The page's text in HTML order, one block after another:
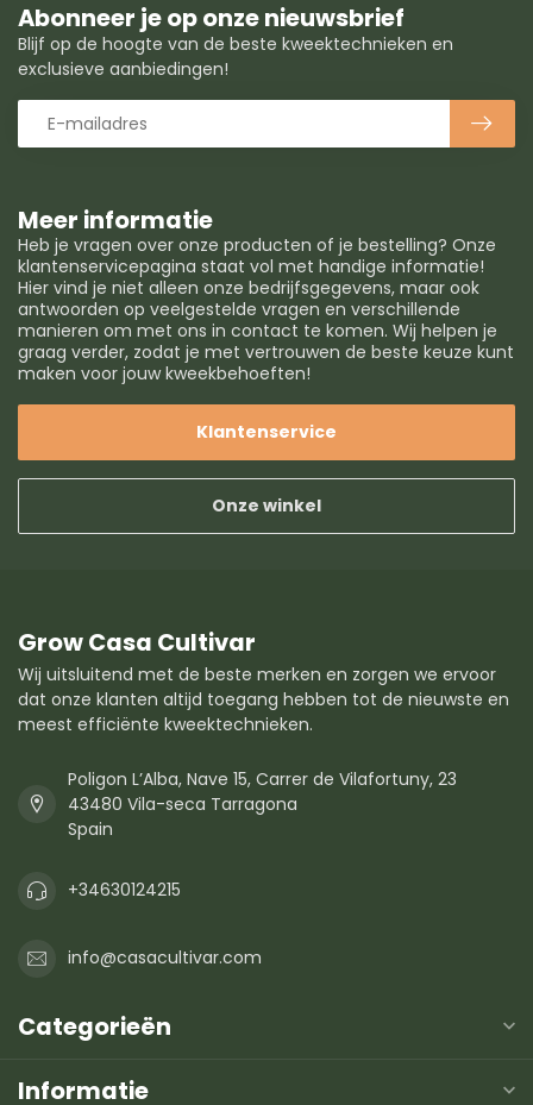
Meer informatie
Heb je vragen over onze producten of je bestelling? Onze
klantenservicepagina staat vol met handige informatie!
Hier vind je niet alleen onze bedrijfsgegevens, maar ook
antwoorden op veelgestelde vragen en verschillende
manieren om met ons in contact te komen. Wij helpen je
graag verder, zodat je met vertrouwen de beste keuze kunt
maken voor jouw kweekbehoeften!
Klantenservice
Onze winkel
Abonneer je op onze nieuwsbrief
Blijf op de hoogte van de beste kweektechnieken en
exclusieve aanbiedingen!
Grow Casa Cultivar
Wij uitsluitend met de beste merken en zorgen we ervoor
dat onze klanten altijd toegang hebben tot de nieuwste en
meest efficiënte kweektechnieken.
Poligon L’Alba, Nave 15, Carrer de Vilafortuny, 23
43480 Vila-seca Tarragona
Spain
+34630124215
info@casacultivar.com
Categorieën
Informatie